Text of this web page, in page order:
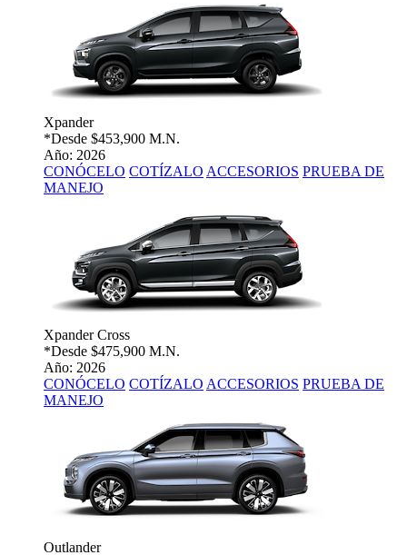
Xpander
*Desde $453,900 M.N.
Año: 2026
CONÓCELO COTÍZALO ACCESORIOS PRUEBA DE
MANEJO
Xpander Cross
*Desde $475,900 M.N.
Año: 2026
CONÓCELO COTÍZALO ACCESORIOS PRUEBA DE
MANEJO
Outlander